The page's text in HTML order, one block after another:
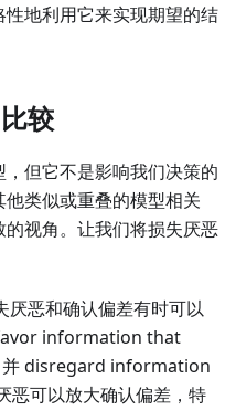
地利用它来实现期望的结
较
但它不是影响我们决策的
类似或重叠的模型相关
视角。让我们将损失厌恶
厌恶和确认偏差有时可以
information that
disregard information
可以放大确认偏差，特